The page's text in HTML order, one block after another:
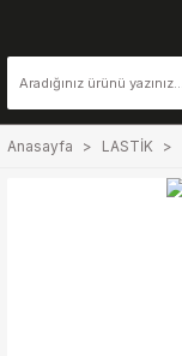
Anasayfa LASTİK